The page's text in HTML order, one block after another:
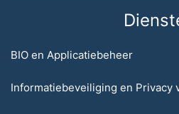
BIO en Applicatiebeheer
Informatiebeveiliging en Privacy